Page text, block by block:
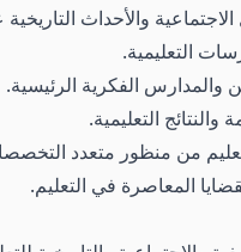
والأحداث
التعليمية.
والمدارس الفكرية الرئيسية.
التعليمية.
من منظور متعدد
المعاصرة في التعليم.